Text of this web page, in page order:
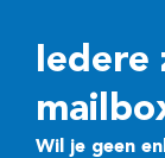
Iedere
Wil je geen